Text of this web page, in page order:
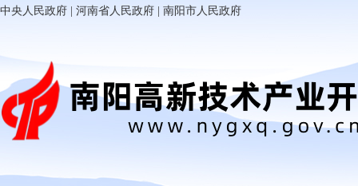
中央人民政府 河南省人民政府 南阳市人民政府